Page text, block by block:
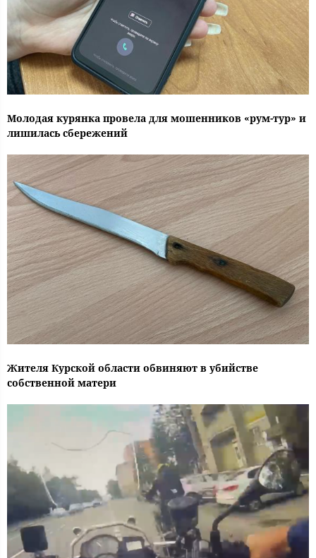
Молодая курянка провела для мошенников «рум-тур» и
лишилась сбережений
Жителя Курской области обвиняют в убийстве
собственной матери